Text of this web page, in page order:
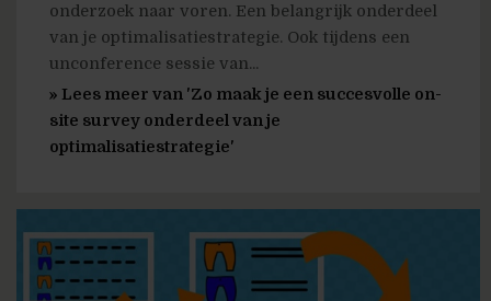
onderzoek naar voren. Een belangrijk onderdeel
van je optimalisatiestrategie. Ook tijdens een
unconference sessie van...
» Lees meer van 'Zo maak je een succesvolle on-
site survey onderdeel van je
optimalisatiestrategie'